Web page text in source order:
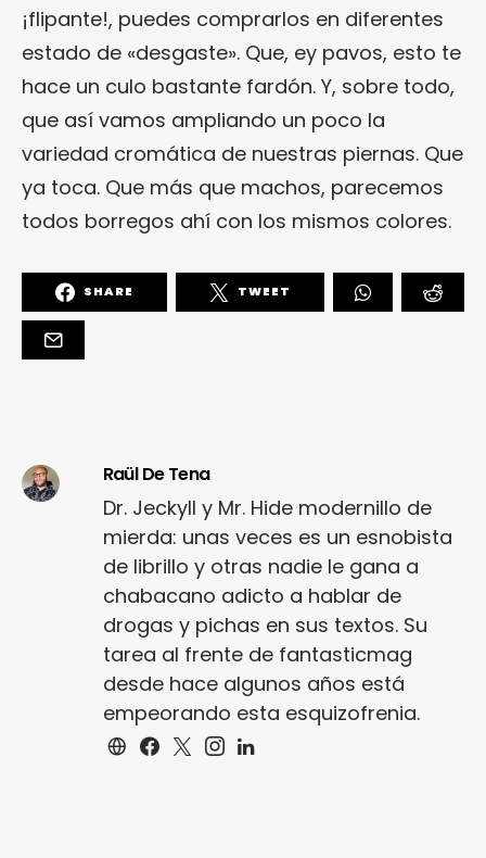
¡flipante!, puedes comprarlos en diferentes
estado de «desgaste». Que, ey pavos, esto te
hace un culo bastante fardón. Y, sobre todo,
que así vamos ampliando un poco la
variedad cromática de nuestras piernas. Que
ya toca. Que más que machos, parecemos
todos borregos ahí con los mismos colores.
SHARE TWEET
Raül De Tena
Dr. Jeckyll y Mr. Hide modernillo de
mierda: unas veces es un esnobista
de librillo y otras nadie le gana a
chabacano adicto a hablar de
drogas y pichas en sus textos. Su
tarea al frente de fantasticmag
desde hace algunos años está
empeorando esta esquizofrenia.